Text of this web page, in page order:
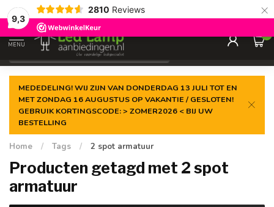
9,3
2810 Reviews ×
Gegarandeerde delaagste prijs
MENU
0
MEDEDELING! WIJ ZIJN VAN DONDERDAG 13 JULI TOT EN
MET ZONDAG 16 AUGUSTUS OP VAKANTIE / GESLOTEN!
GEBRUIK KORTINGSCODE: > ZOMER2026 < BIJ UW
BESTELLING
Home / Tags / 2 spot armatuur
Producten getagd met 2 spot
armatuur